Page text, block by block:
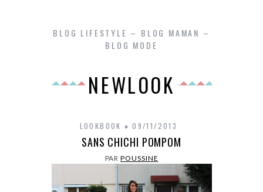
BLOG LIFESTYLE – BLOG MAMAN –
BLOG MODE
NEWLOOK
LOOKBOOK 09/11/2013
SANS CHICHI POMPOM
PARPOUSSINE